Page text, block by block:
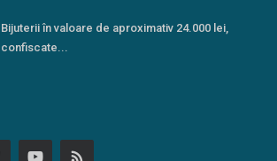
Bijuterii în valoare de aproximativ 24.000 lei,
confiscate...